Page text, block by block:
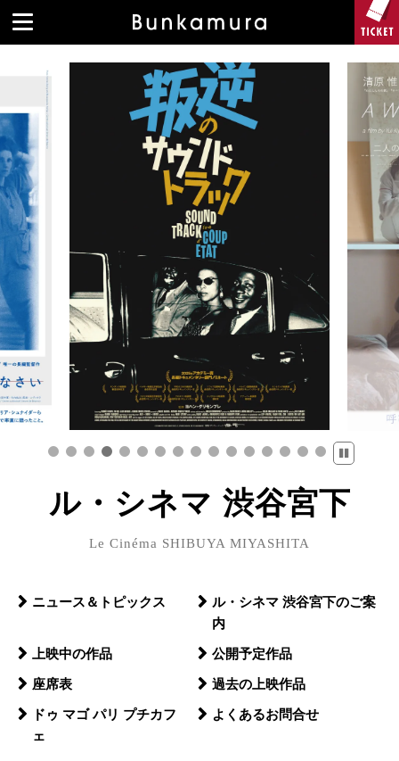
ル・シネマ 渋谷宮下
Le Cinéma SHIBUYA MIYASHITA
ニュース＆トピックス
ル・シネマ 渋谷宮下のご案
内
上映中の作品
公開予定作品
座席表
過去の上映作品
ドゥ マゴ パリ プチカフ
ェ
よくあるお問合せ